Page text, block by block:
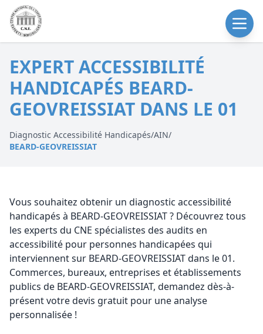
EXPERT ACCESSIBILITÉ
HANDICAPÉS BEARD-
GEOVREISSIAT DANS LE 01
Diagnostic Accessibilité Handicapés/AIN/
BEARD-GEOVREISSIAT
Vous souhaitez obtenir un diagnostic accessibilité
handicapés à BEARD-GEOVREISSIAT ? Découvrez tous
les experts du CNE spécialistes des audits en
accessibilité pour personnes handicapées qui
interviennent sur BEARD-GEOVREISSIAT dans le 01.
Commerces, bureaux, entreprises et établissements
publics de BEARD-GEOVREISSIAT, demandez dès-à-
présent votre devis gratuit pour une analyse
personnalisée !